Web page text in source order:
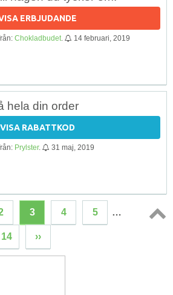
ERBJUDANDE
Chokladbudet 14 februari, 2019
hela din order
VISA RABATTKOD
Prylster. 31 maj, 2019
3 4 5 …
14 ››